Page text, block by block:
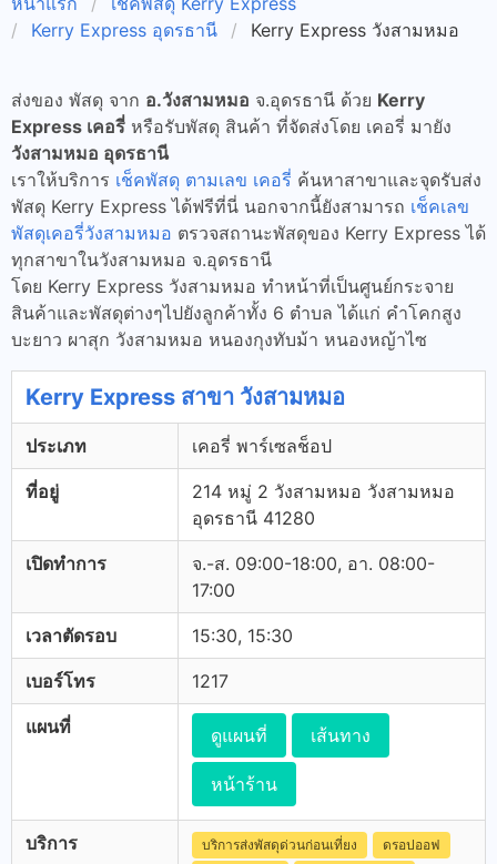
Kerry Express อุดรธานี
Kerry Express วังสามหมอ
ส่งของ พัสดุ จาก อ.วังสามหมอ จ.อุดรธานี ด้วย Kerry
Express เคอรี่ หรือรับพัสดุ สินค้า ที่จัดส่งโดย เคอรี่ มายัง
วังสามหมอ อุดรธานี
เราให้บริการ เช็คพัสดุ ตามเลข เคอรี่ ค้นหาสาขาและจุดรับส่ง
พัสดุ Kerry Express ได้ฟรีที่นี่ นอกจากนี้ยังสามารถ เช็คเลข
พัสดุเคอรี่วังสามหมอ ตรวจสถานะพัสดุของ Kerry Express ได้
ทุกสาขาในวังสามหมอ จ.อุดรธานี
โดย Kerry Express วังสามหมอ ทำหน้าที่เป็นศูนย์กระจาย
สินค้าและพัสดุต่างๆไปยังลูกค้าทั้ง 6 ตำบล ได้แก่ คำโคกสูง
บะยาว ผาสุก วังสามหมอ หนองกุงทับม้า หนองหญ้าไซ
Kerry Express สาขา วังสามหมอ
ประเภท เคอรี่ พาร์เซลช็อป
ที่อยู่
214 หมู่ 2 วังสามหมอ วังสามหมอ
อุดรธานี 41280
เปิดทำการ
จ.-ส. 09:00-18:00, อา. 08:00-
17:00
เวลาตัดรอบ 15:30, 15:30
เบอร์โทร 1217
แผนที่ ดูแผนที่ เส้นทาง
หน้าร้าน
บริการ บริการส่งพัสดุด่วนก่อนเที่ยง
ดรอปออฟ